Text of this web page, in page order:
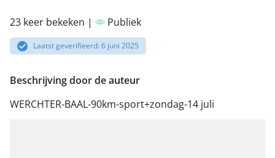
23 keer bekeken | Publiek
Laatst geverifieerd: 6 juni 2025
Beschrijving door de auteur
WERCHTER-BAAL-90km-sport+zondag-14 juli